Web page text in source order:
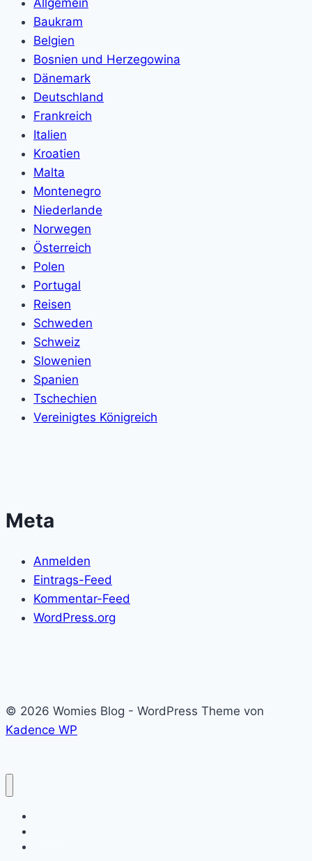
Allgemein
Baukram
Belgien
Bosnien und Herzegowina
Dänemark
Deutschland
Frankreich
Italien
Kroatien
Malta
Montenegro
Niederlande
Norwegen
Österreich
Polen
Portugal
Reisen
Schweden
Schweiz
Slowenien
Spanien
Tschechien
Vereinigtes Königreich
Meta
Anmelden
Eintrags-Feed
Kommentar-Feed
WordPress.org
© 2026 Womies Blog - WordPress Theme von
Kadence WP